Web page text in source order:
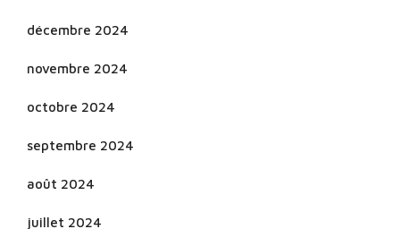
décembre 2024
novembre 2024
octobre 2024
septembre 2024
août 2024
juillet 2024